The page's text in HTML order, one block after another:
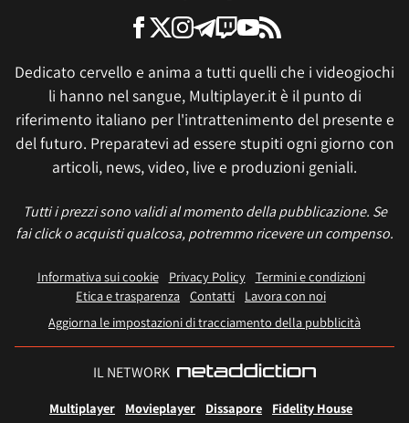
Dedicato cervello e anima a tutti quelli che i videogiochi
li hanno nel sangue, Multiplayer.it è il punto di
riferimento italiano per l'intrattenimento del presente e
del futuro. Preparatevi ad essere stupiti ogni giorno con
articoli, news, video, live e produzioni geniali.
Tutti i prezzi sono validi al momento della pubblicazione. Se
fai click o acquisti qualcosa, potremmo ricevere un compenso.
Informativa sui cookie Privacy Policy
Termini e condizioni
Etica e trasparenza Contatti
Lavora con noi
Aggiorna le impostazioni di tracciamento della pubblicità
IL NETWORK
Multiplayer Movieplayer Dissapore Fidelity House